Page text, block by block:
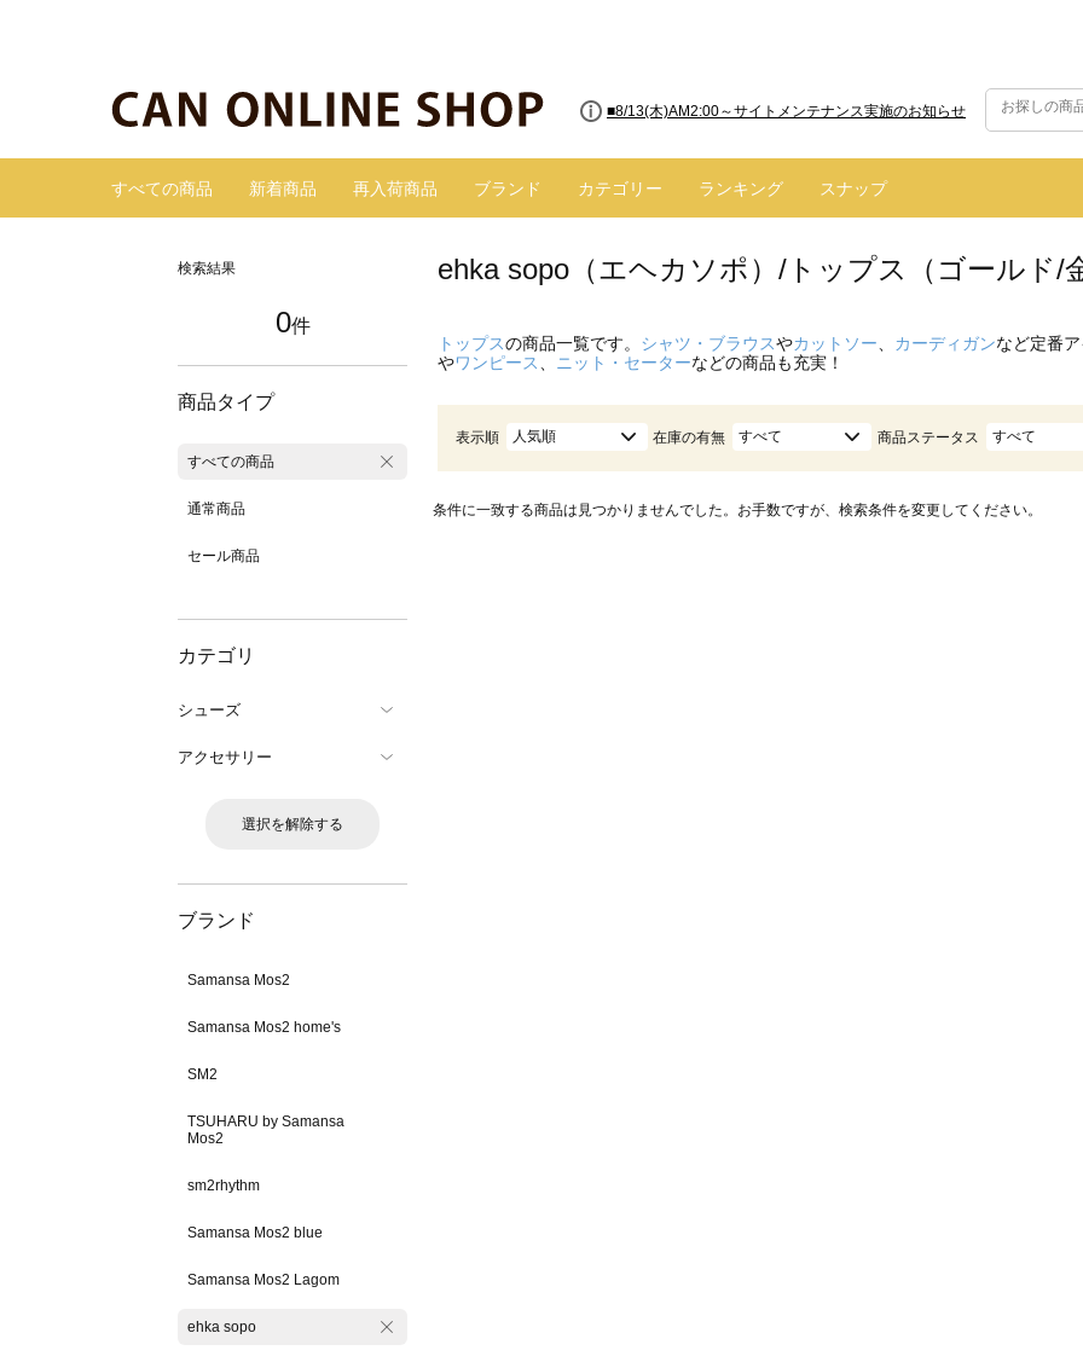
■8/13(木)AM2:00～サイトメンテナンス実施のお知らせ
すべての商品 新着商品 再入荷商品 ブランド カテゴリー ランキング スナップ
検索結果
0件
商品タイプ
すべての商品
通常商品
セール商品
カテゴリ
シューズ
アクセサリー
選択を解除する
ブランド
Samansa Mos2
Samansa Mos2 home's
SM2
TSUHARU by Samansa
Mos2
sm2rhythm
Samansa Mos2 blue
Samansa Mos2 Lagom
ehka sopo
ehka sopo（エヘカソポ）/トップス（ゴールド/
トップスの商品一覧です。 シャツ・ブラウスやカットソー カーディガンなど定番
やワンピース ニット・セーターなどの商品も充実！
表示順 人気順 在庫の有無 すべて 商品ステータス すべて
条件に一致する商品は見つかりませんでした。お手数ですが、検索条件を変更してください。